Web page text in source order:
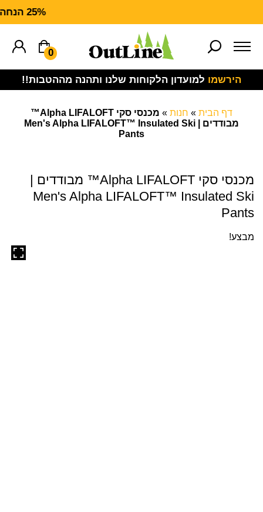
25% הנחה על ציוד מנדף CARHARTT FORCE
0
הירשמו למועדון הלקוחות שלנו ותהנה מההטבות!!
דף הבית » חנות »
מכנסי סקי Alpha LIFALOFT™
מבודדים | Men's Alpha LIFALOFT™ Insulated Ski
Pants
מכנסי סקי Alpha LIFALOFT™ מבודדים |
Men's Alpha LIFALOFT™ Insulated Ski
Pants
מבצע!